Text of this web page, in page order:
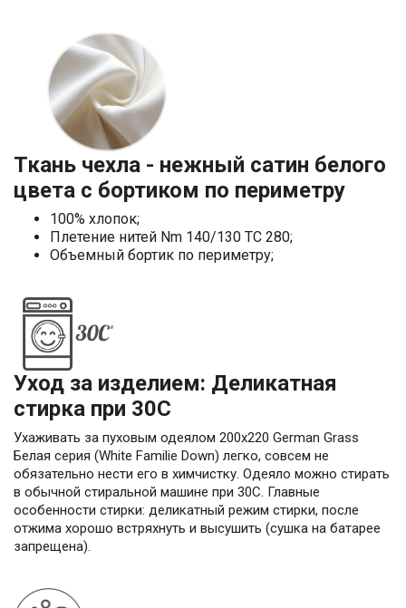
Ткань чехла - нежный сатин белого
цвета с бортиком по периметру
100% хлопок;
Плетение нитей Nm 140/130 TC 280;
Объемный бортик по периметру;
Уход за изделием: Деликатная
стирка при 30С
Ухаживать за пуховым одеялом 200х220 German Grass
Белая серия (White Familie Down) легко, совсем не
обязательно нести его в химчистку. Одеяло можно стирать
в обычной стиральной машине при 30С. Главные
особенности стирки: деликатный режим стирки, после
отжима хорошо встряхнуть и высушить (сушка на батарее
запрещена).